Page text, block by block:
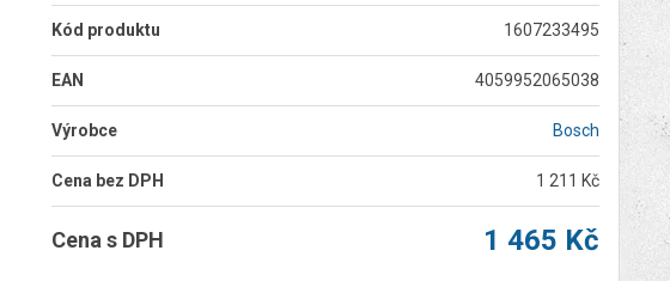
Kód produktu 1607233495
EAN 4059952065038
Výrobce Bosch
Cena bez DPH 1 211 Kč
Cena s DPH 1 465 Kč